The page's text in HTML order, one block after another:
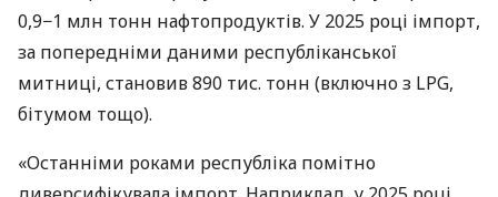
0,9−1 млн тонн нафтопродуктів. У 2025 році імпорт,
за попередніми даними республіканської
митниці, становив 890 тис. тонн (включно з LPG,
бітумом тощо).
«Останніми роками республіка помітно